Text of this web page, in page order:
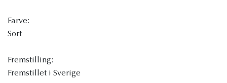
Farve:
Sort
Fremstilling:
Fremstillet i Sverige